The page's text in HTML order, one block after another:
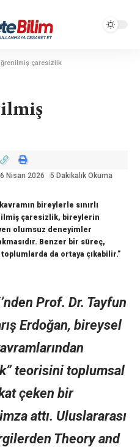
çaresizlik
Nisan 2026 5 Dakikalık Okuma
bireylerle sınırlı
çaresizlik, bireylerin
olumsuz deneyimler
Benzer bir süreç,
da ortaya çıkabilir.”
Prof. Dr. Tayfun
Erdoğan, bireysel
teorisini toplumsal
çeken bir
attı. Uluslararası
Theory and